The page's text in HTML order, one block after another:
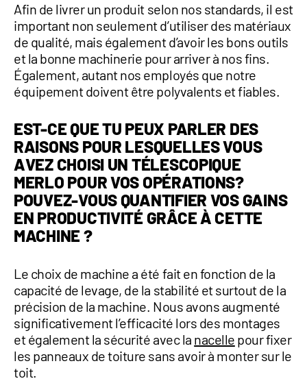
Afin de livrer un produit selon nos standards, il est
important non seulement d’utiliser des matériaux
de qualité, mais également d’avoir les bons outils
et la bonne machinerie pour arriver à nos fins.
Également, autant nos employés que notre
équipement doivent être polyvalents et fiables.
EST-CE QUE TU PEUX PARLER DES
RAISONS POUR LESQUELLES VOUS
AVEZ CHOISI UN TÉLESCOPIQUE
MERLO POUR VOS OPÉRATIONS?
POUVEZ-VOUS QUANTIFIER VOS GAINS
EN PRODUCTIVITÉ GRÂCE À CETTE
MACHINE ?
Le choix de machine a été fait en fonction de la
capacité de levage, de la stabilité et surtout de la
précision de la machine. Nous avons augmenté
significativement l’efficacité lors des montages
et également la sécurité avec la nacelle pour fixer
les panneaux de toiture sans avoir à monter sur le
toit.